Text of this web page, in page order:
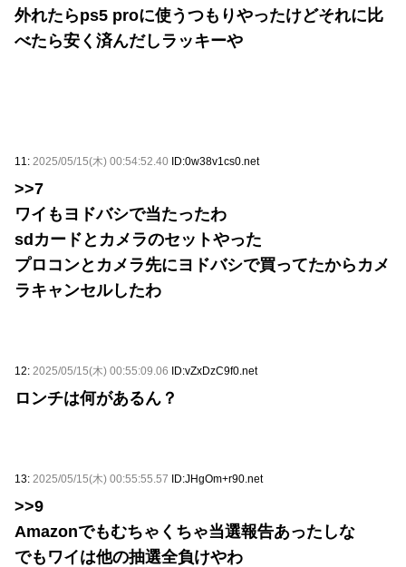
外れたらps5 proに使うつもりやったけどそれに比
べたら安く済んだしラッキーや
11: 2025/05/15(木) 00:54:52.40 ID:0w38v1cs0.net
>>7
ワイもヨドバシで当たったわ
sdカードとカメラのセットやった
プロコンとカメラ先にヨドバシで買ってたからカメ
ラキャンセルしたわ
12: 2025/05/15(木) 00:55:09.06 ID:vZxDzC9f0.net
ロンチは何があるん？
13: 2025/05/15(木) 00:55:55.57 ID:JHgOm+r90.net
>>9
Amazonでもむちゃくちゃ当選報告あったしな
でもワイは他の抽選全負けやわ